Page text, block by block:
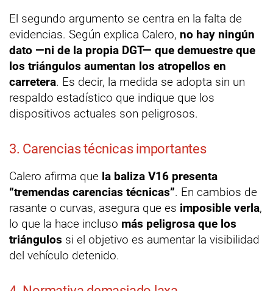
El segundo argumento se centra en la falta de
evidencias. Según explica Calero, no hay ningún
dato —ni de la propia DGT— que demuestre que
los triángulos aumentan los atropellos en
carretera. Es decir, la medida se adopta sin un
respaldo estadístico que indique que los
dispositivos actuales son peligrosos.
3. Carencias técnicas importantes
Calero afirma que la baliza V16 presenta
“tremendas carencias técnicas”. En cambios de
rasante o curvas, asegura que es imposible verla,
lo que la hace incluso más peligrosa que los
triángulos si el objetivo es aumentar la visibilidad
del vehículo detenido.